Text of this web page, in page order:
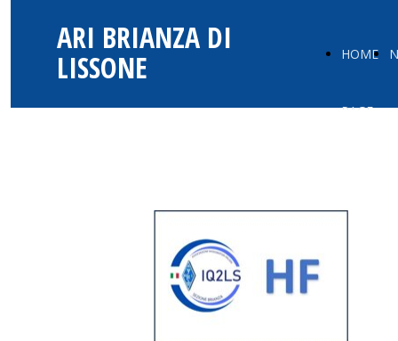
ARI BRIANZA DI
LISSONE HOME
PAGE